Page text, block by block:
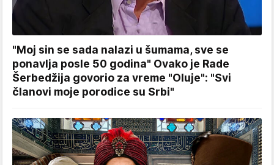
"Moj sin se sada nalazi u šumama, sve se
ponavlja posle 50 godina" Ovako je Rade
Šerbedžija govorio za vreme "Oluje": "Svi
članovi moje porodice su Srbi"